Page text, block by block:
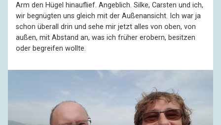
Arm den Hügel hinauflief. Angeblich. Silke, Carsten und ich,
wir begnügten uns gleich mit der Außenansicht. Ich war ja
schon überall drin und sehe mir jetzt alles von oben, von
außen, mit Abstand an, was ich früher erobern, besitzen
oder begreifen wollte.